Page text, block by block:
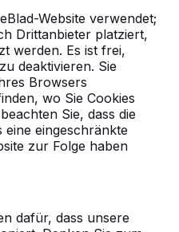
Website verwendet;
Drittanbieter platziert,
werden. Es ist frei,
deaktivieren. Sie
Browsers
wo Sie Cookies
Sie, dass die
eine eingeschränkte
zur Folge haben
dafür, dass unsere
Berlin